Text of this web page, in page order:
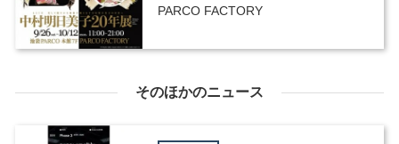
PARCO FACTORY
そのほかのニュース